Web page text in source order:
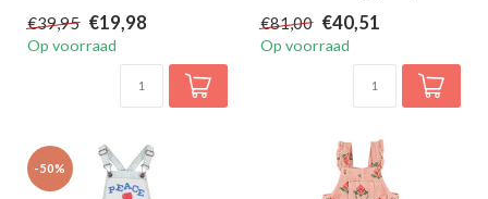
€39,95 €19,98
Op voorraad
€81,00 €40,51
Op voorraad
-50%